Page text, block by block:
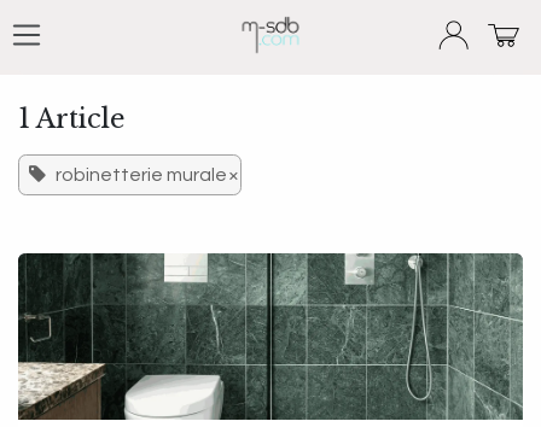
1 Article
robinetterie murale×